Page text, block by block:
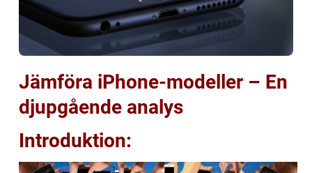
Jämföra iPhone-modeller – En
djupgående analys
Introduktion: